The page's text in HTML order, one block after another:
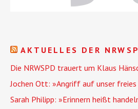
AKTUELLES DER
Die NRWSPD trauert um Klaus
Jochen Ott: »Angriff auf unser freies
Sarah Philipp: »Erinnern heißt